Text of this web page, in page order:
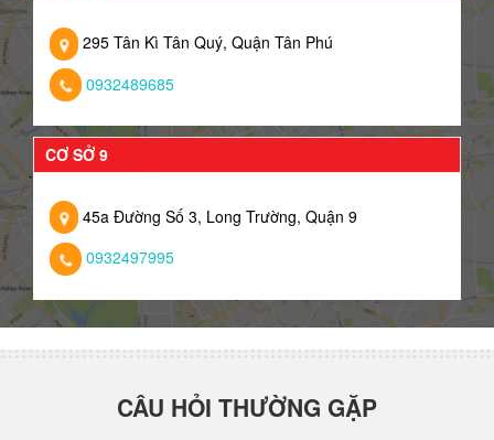
295 Tân Kì Tân Quý, Quận Tân Phú
0932489685
CƠ SỞ 9
45a Đường Số 3, Long Trường, Quận 9
0932497995
CÂU HỎI THƯỜNG GẶP